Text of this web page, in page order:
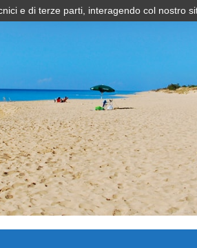
e di terze parti, interagendo col nostro